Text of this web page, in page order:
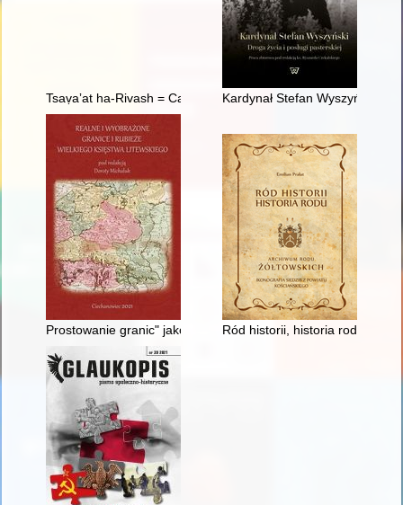
Tsaṿaʼat ha-Rivash = Cawaat ha-Riwasz : testament
Kardynał Stefan Wyszyński :
Prostowanie granic" jako powracający motyw w litewsko-
Ród historii, historia rodu :